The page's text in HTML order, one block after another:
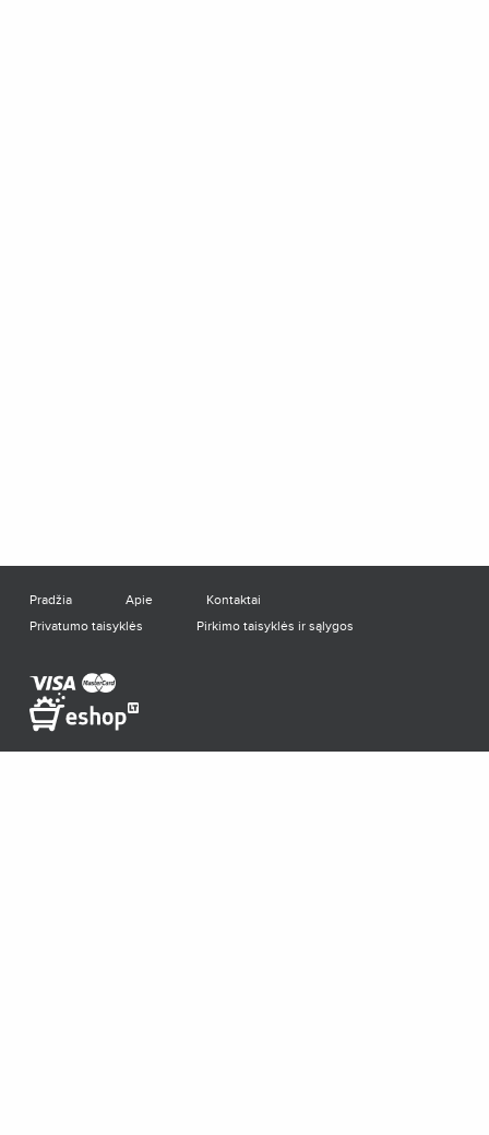
Pradžia Apie
Kontaktai
Privatumo taisyklės
Pirkimo taisyklės ir sąlygos